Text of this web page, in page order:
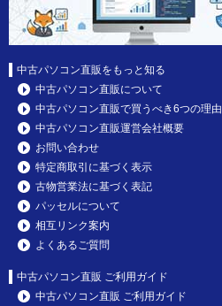
中古パソコン直販をもっと知る
中古パソコン直販について
中古パソコン直販で買うべき6つの理由
中古パソコン直販運営会社概要
お問い合わせ
特定商取引に基づく表示
古物営業法に基づく表記
パッセルについて
相互リンク案内
よくあるご質問
中古パソコン直販 ご利用ガイド
中古パソコン直販 ご利用ガイド